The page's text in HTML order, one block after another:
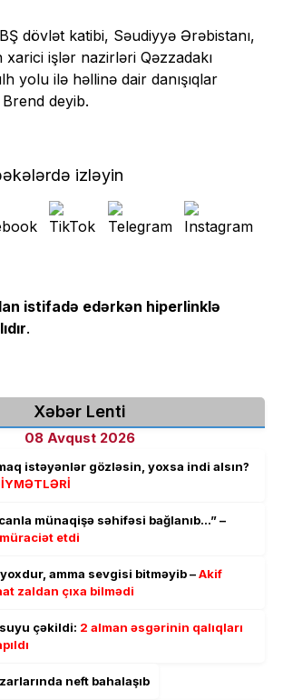
dövlət katibi, Səudiyyə Ərəbistanı,
xarici işlər nazirləri Qəzzadakı
yolu ilə həllinə dair danışıqlar
deyib.
izləyin
istifadə edərkən hiperlinklə
.
Xəbər Lenti
08 Avqust 2026
istəyənlər gözləsin, yoxsa indi alsın?
münaqişə səhifəsi bağlanıb…” –
etdi
amma sevgisi bitməyib –Akif
zaldan çıxa bilmədi
çəkildi: 2 alman əsgərinin qalıqları
neft bahalaşıb